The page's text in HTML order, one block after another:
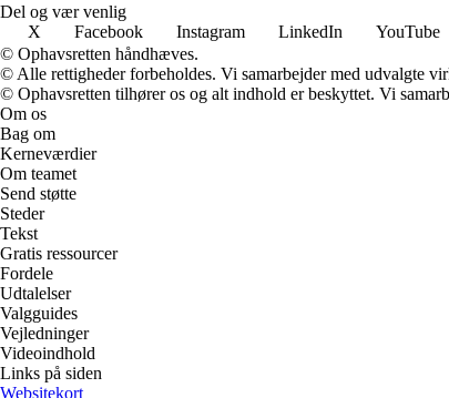
Del og vær venlig
X
Facebook Instagram LinkedIn YouTube
© Ophavsretten håndhæves.
© Alle rettigheder forbeholdes. Vi samarbejder med udvalgte
© Ophavsretten tilhører os og alt indhold er beskyttet. Vi
Om os
Bag om
Kerneværdier
Om teamet
Send støtte
Steder
Tekst
Gratis ressourcer
Fordele
Udtalelser
Valgguides
Vejledninger
Videoindhold
Links på siden
Websitekort